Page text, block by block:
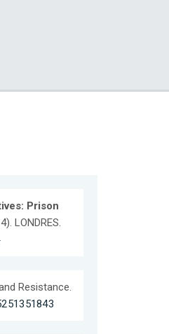
Prison
LONDRES.
Resistance.